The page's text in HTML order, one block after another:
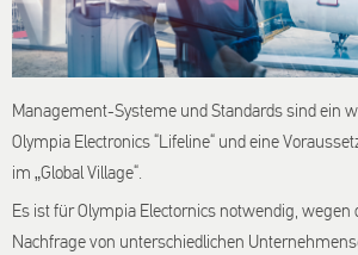
Management-Systeme und Standards sind ein
Olympia Electronics “Lifeline“ und eine
im „Global Village“.
Es ist für Olympia Electornics notwendig, wegen
Nachfrage von unterschiedlichen